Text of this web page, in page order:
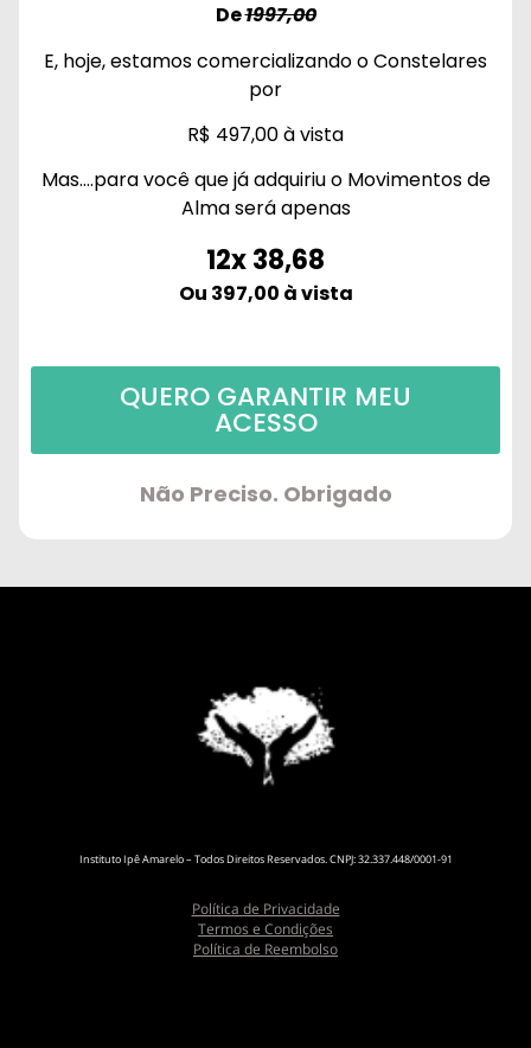
De1997,00
E, hoje, estamos comercializando o Constelares
por
R$ 497,00 à vista
Mas….para você que já adquiriu o Movimentos de
Alma será apenas
12x 38,68
Ou 397,00 à vista
QUERO GARANTIR MEU
ACESSO
Não Preciso. Obrigado
Instituto Ipê Amarelo – Todos Direitos Reservados. CNPJ: 32.337.448/0001-91
Política de Privacidade
Termos e Condições
Política de Reembolso